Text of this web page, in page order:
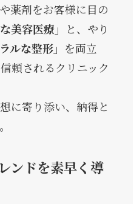
薬剤をお客様に目の
美容医療」
と、やり
ルな整形」 を両立
頼されるクリニック
に寄り添い、納得と
ンドを素早く導